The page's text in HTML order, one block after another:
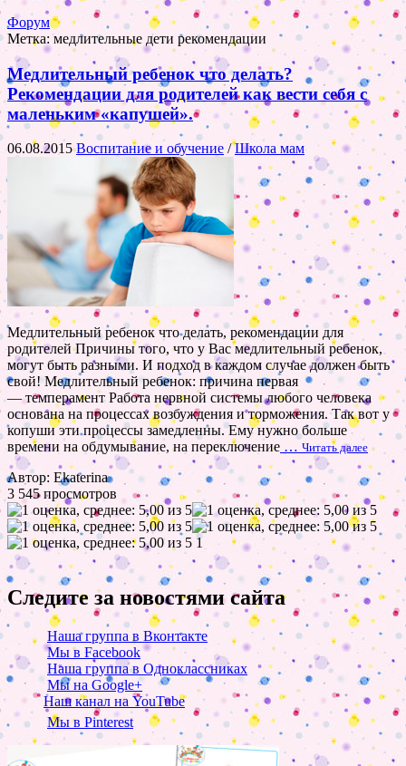
Форум
Метка:медлительные дети рекомендации
Медлительный ребенок что делать?
Рекомендации для родителей как вести себя с
маленьким «капушей».
06.08.2015Воспитание и обучение /Школа мам
Медлительный ребенок что делать, рекомендации для
родителей Причины того, что у Вас медлительный ребенок,
могут быть разными. И подход в каждом случае должен быть
свой! Медлительный ребенок: причина первая
— темперамент Работа нервной системы любого человека
основана на процессах возбуждения и торможения. Так вот у
копуши эти процессы замедленны. Ему нужно больше
времени на обдумывание, на переключение … Читать далее
Автор: Ekaterina
3 545 просмотров
1
Следите за новостями сайта
Наша группа в Вконтакте
Мы в Facebook
Наша группа в Одноклассниках
Мы на Google+
Наш канал на YouTube
Мы в Pinterest